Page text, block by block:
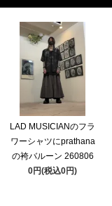
LAD MUSICIANのフラ
ワーシャツにprathana
の袴バルーン 260806
0円(税込0円)